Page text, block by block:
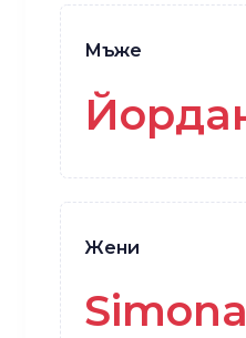
Мъже
Жени